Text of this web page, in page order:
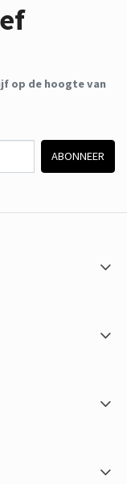
op de hoogte van
ABONNEER